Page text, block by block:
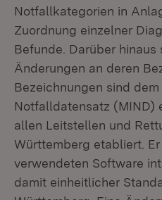
Notfallkategorien in
Zuordnung einzelner
Befunde. Darüber hinaus
Änderungen an deren
Bezeichnungen sind
Notfalldatensatz (MIND)
allen Leitstellen und
Württemberg etabliert.
verwendeten Software
damit einheitlicher